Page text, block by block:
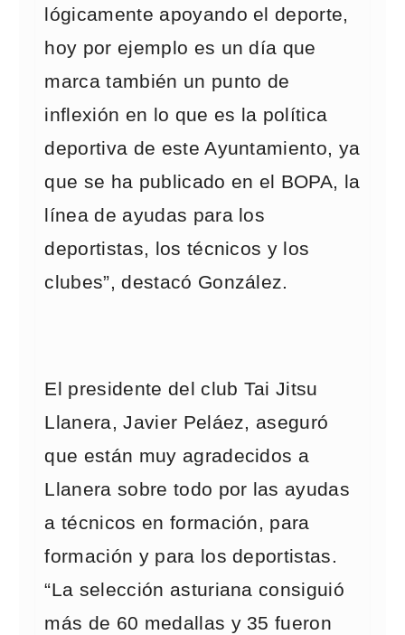
lógicamente apoyando el deporte,
hoy por ejemplo es un día que
marca también un punto de
inflexión en lo que es la política
deportiva de este Ayuntamiento, ya
que se ha publicado en el BOPA, la
línea de ayudas para los
deportistas, los técnicos y los
clubes”, destacó González.
El presidente del club Tai Jitsu
Llanera, Javier Peláez, aseguró
que están muy agradecidos a
Llanera sobre todo por las ayudas
a técnicos en formación, para
formación y para los deportistas.
“La selección asturiana consiguió
más de 60 medallas y 35 fueron